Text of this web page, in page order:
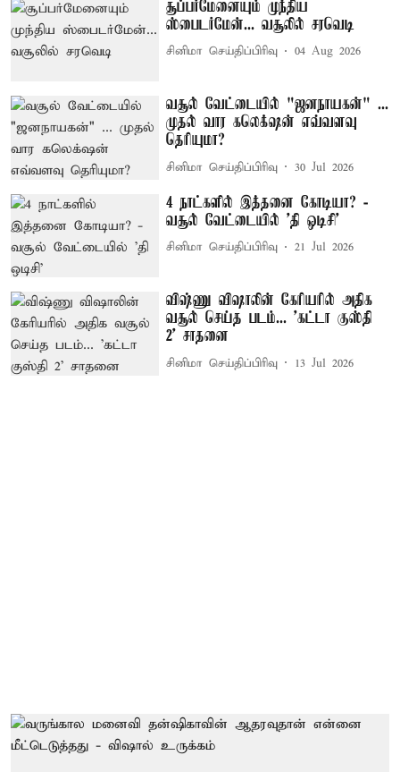
சூப்பர்மேனையும் முந்திய
ஸ்பைடர்மேன்... வசூலில் சரவெடி
சினிமா செய்திப்பிரிவு 04 Aug 2026
வசூல் வேட்டையில் "ஜனநாயகன்" ...
முதல் வார கலெக்‌ஷன் எவ்வளவு
தெரியுமா?
சினிமா செய்திப்பிரிவு 30 Jul 2026
4 நாட்களில் இத்தனை கோடியா? -
வசூல் வேட்டையில் ’தி ஒடிசி’
சினிமா செய்திப்பிரிவு 21 Jul 2026
விஷ்ணு விஷாலின் கேரியரில் அதிக
வசூல் செய்த படம்... 'கட்டா குஸ்தி
2' சாதனை
சினிமா செய்திப்பிரிவு 13 Jul 2026